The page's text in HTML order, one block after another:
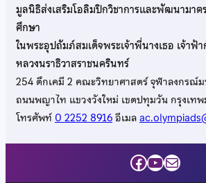
มูลนิธิส่งเสริมโอลิมปิกวิชาการและพัฒนามาต
ศึกษา
ในพระอุปถัมภ์สมเด็จพระเจ้าพี่นางเธอ เจ้า
หลวงนราธิวาสราชนครินทร์
254 ตึกเคมี 2 คณะวิทยาศาสตร์ จุฬาลงกรณ์
ถนนพญาไท แขวงวังใหม่ เขตปทุมวัน กรุงเท
โทรศัพท์0 2252 8916อีเมล
Facebook
YouTube
Mail